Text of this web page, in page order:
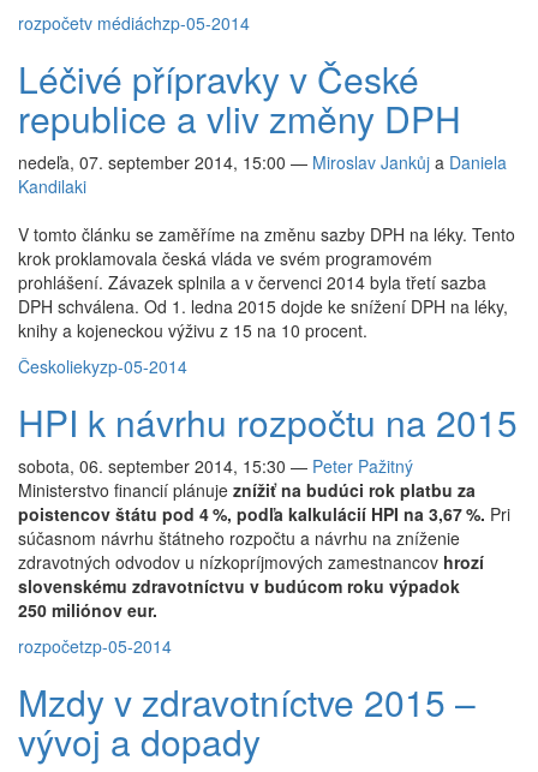
rozpočetv médiáchzp-05-2014
Léčivé přípravky v České
republice a vliv změny DPH
nedeľa, 07. september 2014, 15:00 — Miroslav Jankůj a Daniela
Kandilaki
V tomto článku se zaměříme na změnu sazby DPH na léky. Tento
krok proklamovala česká vláda ve svém programovém
prohlášení. Závazek splnila a v červenci 2014 byla třetí sazba
DPH schválena. Od 1. ledna 2015 dojde ke snížení DPH na léky,
knihy a kojeneckou výživu z 15 na 10 procent.
Českoliekyzp-05-2014
HPI k návrhu rozpočtu na 2015
sobota, 06. september 2014, 15:30 — Peter Pažitný
Ministerstvo financií plánuje znížiť na budúci rok platbu za
poistencov štátu pod 4 %, podľa kalkulácií HPI na 3,67 %. Pri
súčasnom návrhu štátneho rozpočtu a návrhu na zníženie
zdravotných odvodov u nízkopríjmových zamestnancov hrozí
slovenskému zdravotníctvu v budúcom roku výpadok
250 miliónov eur.
rozpočetzp-05-2014
Mzdy v zdravotníctve 2015 –
vývoj a dopady